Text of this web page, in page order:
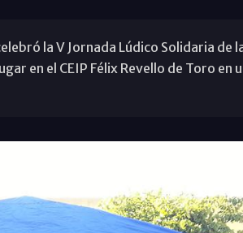
la V Jornada Lúdico Solidaria de
en el CEIP Félix Revello de Toro en